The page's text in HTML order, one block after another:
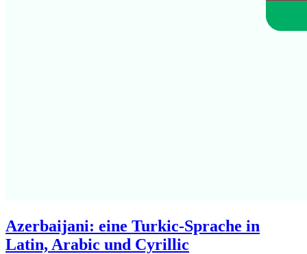
Azerbaijani: eine Turkic-Sprache in
Latin, Arabic und Cyrillic